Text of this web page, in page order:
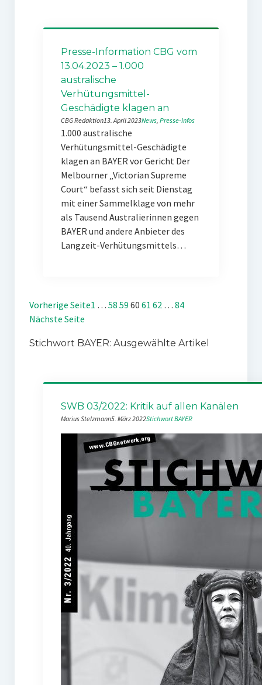
Presse-Information CBG vom
13.04.2023 – 1.000
australische
Verhütungsmittel-
Geschädigte klagen an
CBG Redaktion13. April 2023News, Presse-Infos
1.000 australische
Verhütungsmittel-Geschädigte
klagen an BAYER vor Gericht Der
Melbourner „Victorian Supreme
Court“ befasst sich seit Dienstag
mit einer Sammelklage von mehr
als Tausend Australierinnen gegen
BAYER und andere Anbieter des
Langzeit-Verhütungsmittels…
Vorherige Seite1 … 58 59 60 61 62 … 84
Nächste Seite
Stichwort BAYER: Ausgewählte Artikel
SWB 03/2022: Kritik auf allen Kanälen
Marius Stelzmann5. März 2022Stichwort BAYER